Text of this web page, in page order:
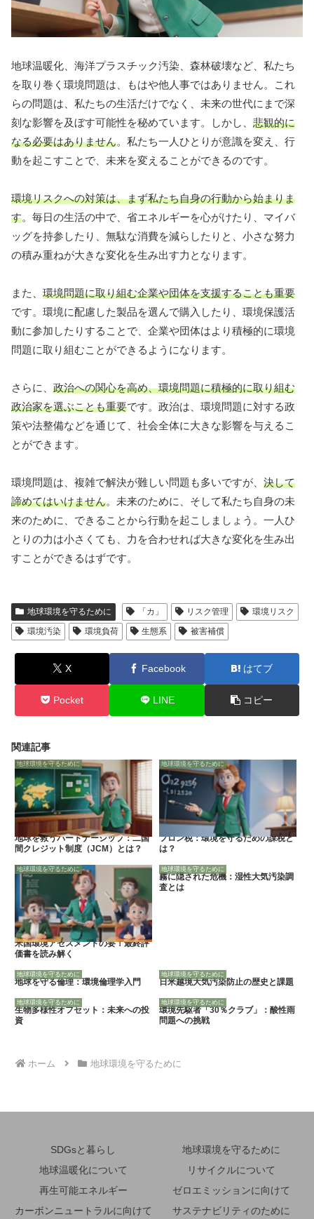
地球温暖化、海洋プラスチック汚染、森林破壊など、私たち
を取り巻く環境問題は、もはや他人事ではありません。これ
らの問題は、私たちの生活だけでなく、未来の世代にまで深
刻な影響を及ぼす可能性を秘めています。しかし、 悲観的に
なる必要はありません。私たち一人ひとりが意識を変え、行
動を起こすことで、未来を変えることができるのです。
環境リスクへの対策は、まず私たち自身の行動から始まりま
す。毎日の生活の中で、省エネルギーを心がけたり、マイバ
ッグを持参したり、無駄な消費を減らしたりと、小さな努力
の積み重ねが大きな変化を生み出す力となります。
また、 環境問題に取り組む企業や団体を支援することも重要
です。環境に配慮した製品を選んで購入したり、環境保護活
動に参加したりすることで、企業や団体はより積極的に環境
問題に取り組むことができるようになります。
さらに、 政治への関心を高め、環境問題に積極的に取り組む
政治家を選ぶことも重要です。政治は、環境問題に対する政
策や法整備などを通じて、社会全体に大きな影響を与えるこ
とができます。
環境問題は、複雑で解決が難しい問題も多いですが、 決して
諦めてはいけません。未来のために、そして私たち自身の未
来のために、できることから行動を起こしましょう。一人ひ
とりの力は小さくても、力を合わせれば大きな変化を生み出
すことができるはずです。
地球環境を守るために 「カ」 リスク管理
環境リスク
環境汚染
環境負荷 生態系 被害補償
X Facebook はてブ
Pocket LINE コピー
関連記事
地球環境を守るために
地球を救うパートナーシップ：二国
間クレジット制度（JCM）とは？
地球環境を守るために
フロン税：環境を守るための課税と
は？
地球環境を守るために
米国環境アセスメントの要！最終評
価書を読み解く
地球環境を守るために
霧に隠された危機：湿性大気汚染調
査とは
地球環境を守るために
地球を守る倫理：環境倫理学入門
地球環境を守るために
日米越境大気汚染防止の歴史と課題
地球環境を守るために
生物多様性オフセット：未来への投
資
地球環境を守るために
環境先駆者「30％クラブ」：酸性雨
問題への挑戦
ホーム 地球環境を守るために
SDGsと暮らし
地球環境を守るために
地球温暖化について
リサイクルについて
再生可能エネルギー
ゼロエミッションに向けて
カーボンニュートラルに向けて
サステナビリティのために